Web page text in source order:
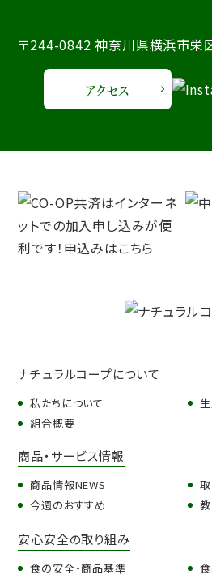
〒244-0842 神奈川県横浜市栄
アクセス
ナチュラルコープについて
私たちについて
組合概要
商品・サービス情報
商品情報NEWS
今週のおすすめ
安心安全の取り組み
食の安全・商品基準